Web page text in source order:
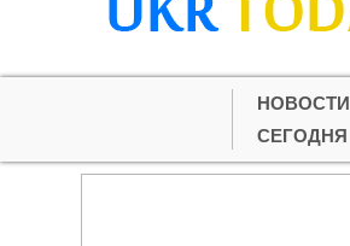
НОВОСТИ
СЕГОДНЯ